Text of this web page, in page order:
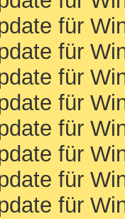
für
für
für
für
für
für
für
für